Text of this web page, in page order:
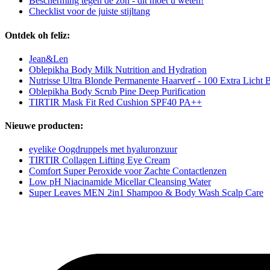
Checklist voor de juiste stijltang
Ontdek oh feliz:
Jean&Len
Oblepikha Body Milk Nutrition and Hydration
Nutrisse Ultra Blonde Permanente Haarverf - 100 Extra Licht
Oblepikha Body Scrub Pine Deep Purification
TIRTIR Mask Fit Red Cushion SPF40 PA++
Nieuwe producten:
eyelike Oogdruppels met hyaluronzuur
TIRTIR Collagen Lifting Eye Cream
Comfort Super Peroxide voor Zachte Contactlenzen
Low pH Niacinamide Micellar Cleansing Water
Super Leaves MEN 2in1 Shampoo & Body Wash Scalp Care